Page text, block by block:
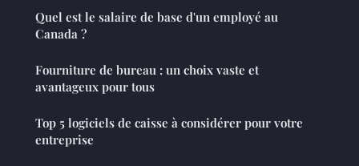
Quel est le salaire de base d'un employé au
Canada ?
Fourniture de bureau : un choix vaste et
avantageux pour tous
Top 5 logiciels de caisse à considérer pour votre
entreprise